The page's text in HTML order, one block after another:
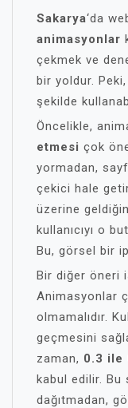
Sakarya‘da
animasyonlar
çekmek ve
bir yoldur.
şekilde
Öncelikle,
etmesi çok
yormadan,
çekici hale
üzerine
kullanıcıyı o
Bu, görsel bir
Bir diğer öneri
Animasyonlar
olmamalıdır.
geçmesini
zaman, 0.3 ile
kabul edilir. Bu
dağıtmadan,